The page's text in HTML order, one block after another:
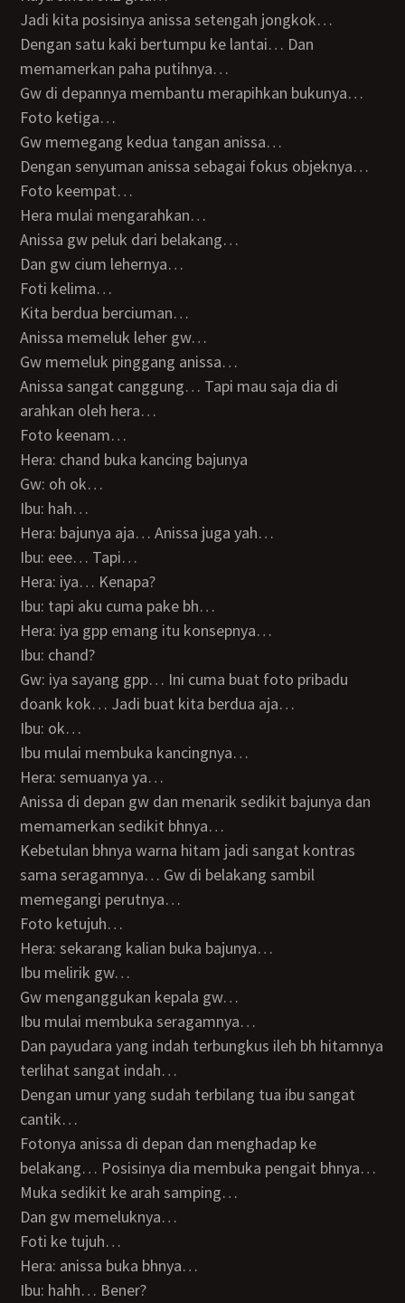
Jadi kita posisinya anissa setengah jongkok…
Dengan satu kaki bertumpu ke lantai… Dan
memamerkan paha putihnya…
Gw di depannya membantu merapihkan bukunya…
Foto ketiga…
Gw memegang kedua tangan anissa…
Dengan senyuman anissa sebagai fokus objeknya…
Foto keempat…
Hera mulai mengarahkan…
Anissa gw peluk dari belakang…
Dan gw cium lehernya…
Foti kelima…
Kita berdua berciuman…
Anissa memeluk leher gw…
Gw memeluk pinggang anissa…
Anissa sangat canggung… Tapi mau saja dia di
arahkan oleh hera…
Foto keenam…
Hera: chand buka kancing bajunya
Gw: oh ok…
Ibu: hah…
Hera: bajunya aja… Anissa juga yah…
Ibu: eee… Tapi…
Hera: iya… Kenapa?
Ibu: tapi aku cuma pake bh…
Hera: iya gpp emang itu konsepnya…
Ibu: chand?
Gw: iya sayang gpp… Ini cuma buat foto pribadu
doank kok… Jadi buat kita berdua aja…
Ibu: ok…
Ibu mulai membuka kancingnya…
Hera: semuanya ya…
Anissa di depan gw dan menarik sedikit bajunya dan
memamerkan sedikit bhnya…
Kebetulan bhnya warna hitam jadi sangat kontras
sama seragamnya… Gw di belakang sambil
memegangi perutnya…
Foto ketujuh…
Hera: sekarang kalian buka bajunya…
Ibu melirik gw…
Gw menganggukan kepala gw…
Ibu mulai membuka seragamnya…
Dan payudara yang indah terbungkus ileh bh hitamnya
terlihat sangat indah…
Dengan umur yang sudah terbilang tua ibu sangat
cantik…
Fotonya anissa di depan dan menghadap ke
belakang… Posisinya dia membuka pengait bhnya…
Muka sedikit ke arah samping…
Dan gw memeluknya…
Foti ke tujuh…
Hera: anissa buka bhnya…
Ibu: hahh… Bener?